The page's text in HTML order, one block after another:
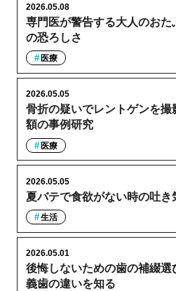
専門医が警告する大人のおた
の恐ろしさ
2026.05.08
医療
骨折の疑いでレントゲンを撮
額の事例研究
2026.05.05
医療
夏バテで食欲がない時の吐き
2026.05.05
生活
後悔しないための歯の補綴選
義歯の違いを知る
2026.05.01